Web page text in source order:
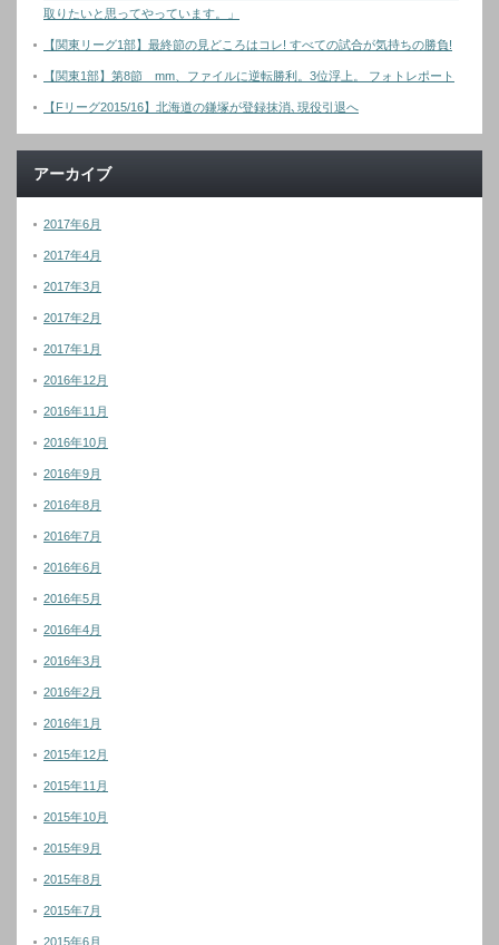
取りたいと思ってやっています。」
【関東リーグ1部】最終節の見どころはコレ! すべての試合が気持ちの勝負!
【関東1部】第8節 mm、ファイルに逆転勝利。3位浮上。 フォトレポート
【Fリーグ2015/16】北海道の鎌塚が登録抹消､現役引退へ
アーカイブ
2017年6月
2017年4月
2017年3月
2017年2月
2017年1月
2016年12月
2016年11月
2016年10月
2016年9月
2016年8月
2016年7月
2016年6月
2016年5月
2016年4月
2016年3月
2016年2月
2016年1月
2015年12月
2015年11月
2015年10月
2015年9月
2015年8月
2015年7月
2015年6月